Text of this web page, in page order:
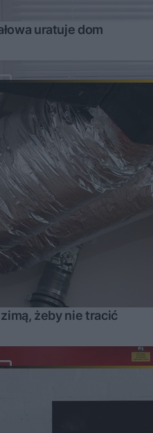
uratuje dom
żeby nie tracić